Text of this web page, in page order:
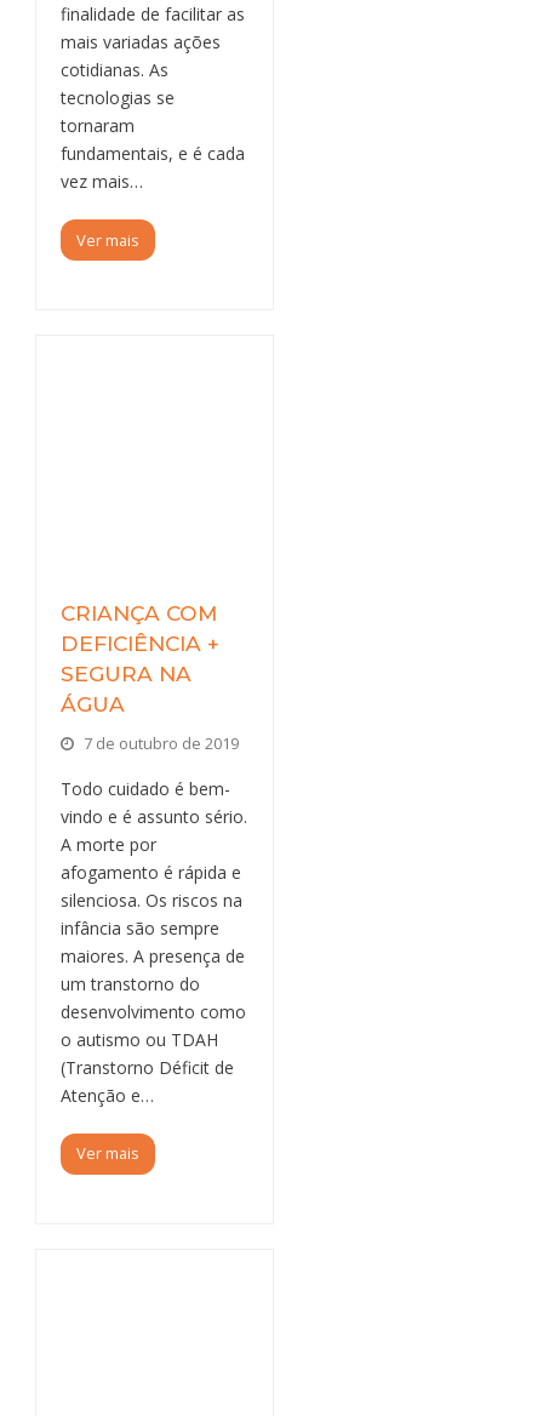
finalidade de facilitar as
mais variadas ações
cotidianas. As
tecnologias se
tornaram
fundamentais, e é cada
vez mais…
Ver mais
CRIANÇA COM
DEFICIÊNCIA +
SEGURA NA
ÁGUA
7 de outubro de 2019
Todo cuidado é bem-
vindo e é assunto sério.
A morte por
afogamento é rápida e
silenciosa. Os riscos na
infância são sempre
maiores. A presença de
um transtorno do
desenvolvimento como
o autismo ou TDAH
(Transtorno Déficit de
Atenção e…
Ver mais